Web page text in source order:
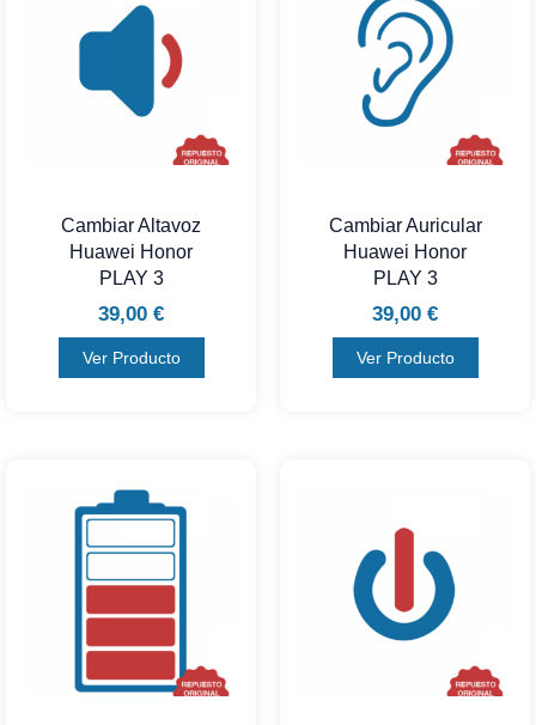
Cambiar Altavoz
Huawei Honor
PLAY 3
39,00 €
Ver Producto
Cambiar Auricular
Huawei Honor
PLAY 3
39,00 €
Ver Producto